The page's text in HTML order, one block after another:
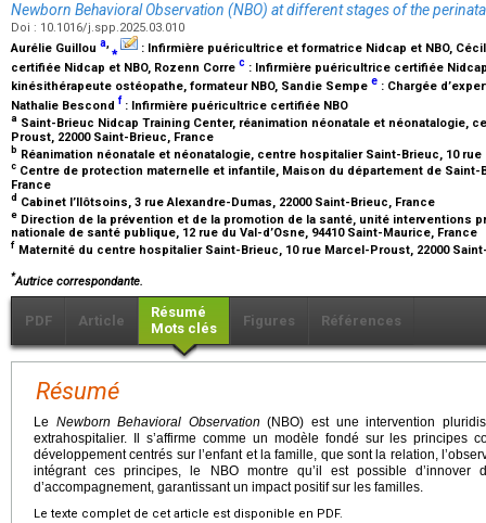
Newborn Behavioral Observation (NBO) at different stages of the
Doi : 10.1016/j.spp.2025.03.010
Aurélie Guillou a,⁎ : Infirmière puéricultrice et formatrice Nidcap et NBO,
certifiée Nidcap et NBO, Rozenn Corre c : Infirmière puéricultrice certifiée Nidcap
kinésithérapeute ostéopathe, formateur NBO, Sandie Sempe e : Chargée
Nathalie Bescond f : Infirmière puéricultrice certifiée NBO
a Saint-Brieuc Nidcap Training Center, réanimation néonatale et néonatalogie,
Proust, 22000 Saint-Brieuc, France
b Réanimation néonatale et néonatalogie, centre hospitalier Saint-Brieuc, 10
c Centre de protection maternelle et infantile, Maison du département de Saint-
France
d Cabinet l’Ilôtsoins, 3 rue Alexandre-Dumas, 22000 Saint-Brieuc, France
e Direction de la prévention et de la promotion de la santé, unité interventions
nationale de santé publique, 12 rue du Val-d’Osne, 94410 Saint-Maurice, France
f Maternité du centre hospitalier Saint-Brieuc, 10 rue Marcel-Proust, 22000
*Autrice correspondante.
PDF Article
Résumé
Mots clés
Figures Références
Résumé
Le Newborn Behavioral Observation (NBO) est une intervention
extrahospitalier. Il s’affirme comme un modèle fondé sur les principes
développement centrés sur l’enfant et la famille, que sont la relation,
intégrant ces principes, le NBO montre qu’il est possible d’innover
d’accompagnement, garantissant un impact positif sur les familles.
Le texte complet de cet article est disponible en PDF.